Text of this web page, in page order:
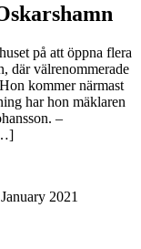
på att öppna flera
där välrenommerade
kommer närmast
har hon mäklaren
–
2021